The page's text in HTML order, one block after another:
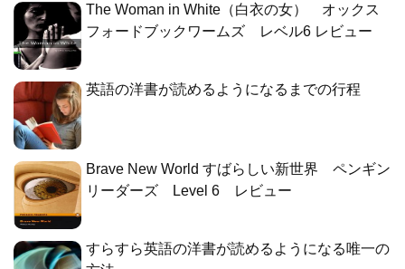
The Woman in White（白衣の女） オックス
フォードブックワームズ レベル6 レビュー
英語の洋書が読めるようになるまでの行程
Brave New World すばらしい新世界 ペンギン
リーダーズ Level 6 レビュー
すらすら英語の洋書が読めるようになる唯一の